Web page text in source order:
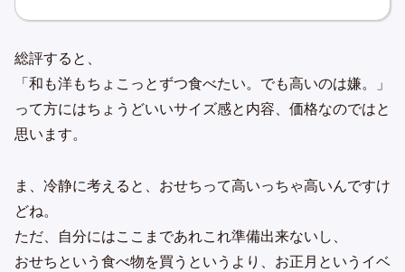
総評すると、
「和も洋もちょこっとずつ食べたい。でも高いのは嫌。」
って方にはちょうどいいサイズ感と内容、価格なのではと
思います。
ま、冷静に考えると、おせちって高いっちゃ高いんですけ
どね。
ただ、自分にはここまであれこれ準備出来ないし、
おせちという食べ物を買うというより、お正月というイベ